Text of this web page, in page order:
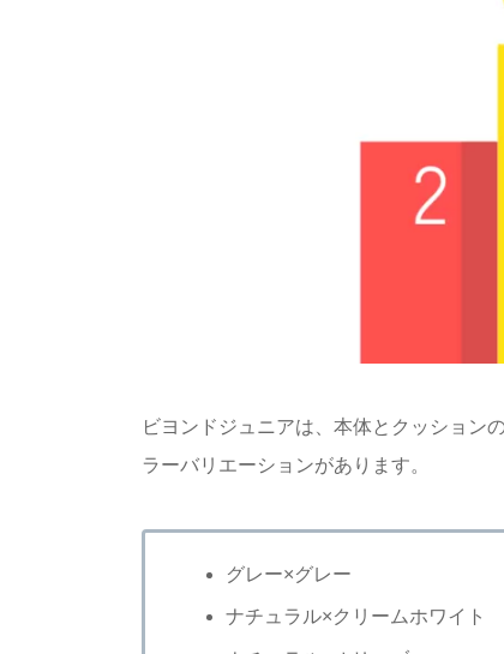
ビヨンドジュニアは、本体とクッション
ラーバリエーションがあります。
グレー×グレー
ナチュラル×クリームホワイト